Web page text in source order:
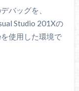
バッグを、
Studio 201Xの
使用した環境で